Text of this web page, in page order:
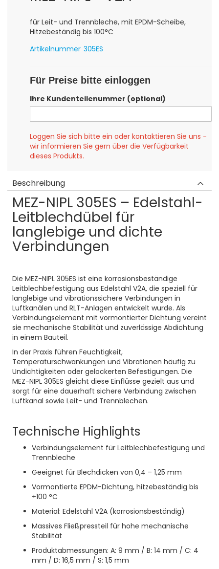
für Leit- und Trennbleche, mit EPDM-Scheibe,
Hitzebeständig bis 100°C
Artikelnummer 305ES
Für Preise bitte einloggen
Ihre Kundenteilenummer (optional)
Loggen Sie sich bitte ein oder kontaktieren Sie uns -
wir informieren Sie gern über die Verfügbarkeit
dieses Produkts.
Beschreibung
MEZ-NIPL 305ES – Edelstahl-
Leitblechdübel für
langlebige und dichte
Verbindungen
Die MEZ-NIPL 305ES ist eine korrosionsbeständige
Leitblechbefestigung aus Edelstahl V2A, die speziell für
langlebige und vibrationssichere Verbindungen in
Luftkanälen und RLT-Anlagen entwickelt wurde. Als
Verbindungselement mit vormontierter Dichtung vereint
sie mechanische Stabilität und zuverlässige Abdichtung
in einem Bauteil.
In der Praxis führen Feuchtigkeit,
Temperaturschwankungen und Vibrationen häufig zu
Undichtigkeiten oder gelockerten Befestigungen. Die
MEZ-NIPL 305ES gleicht diese Einflüsse gezielt aus und
sorgt für eine dauerhaft sichere Verbindung zwischen
Luftkanal sowie Leit- und Trennblechen.
Technische Highlights
Verbindungselement für Leitblechbefestigung und
Trennbleche
Geeignet für Blechdicken von 0,4 – 1,25 mm
Vormontierte EPDM-Dichtung, hitzebeständig bis
+100 °C
Material: Edelstahl V2A (korrosionsbeständig)
Massives Fließpressteil für hohe mechanische
Stabilität
Produktabmessungen: A: 9 mm / B: 14 mm / C: 4
mm / D: 16,5 mm / S: 1,5 mm